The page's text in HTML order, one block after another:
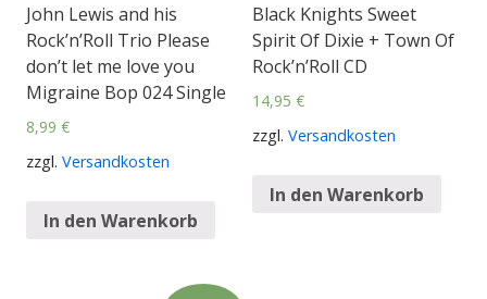
John Lewis and his
Rock’n’Roll Trio Please
don’t let me love you
Migraine Bop 024 Single
8,99 €
zzgl. Versandkosten
In den Warenkorb
Black Knights Sweet
Spirit Of Dixie + Town Of
Rock’n’Roll CD
14,95 €
zzgl. Versandkosten
In den Warenkorb